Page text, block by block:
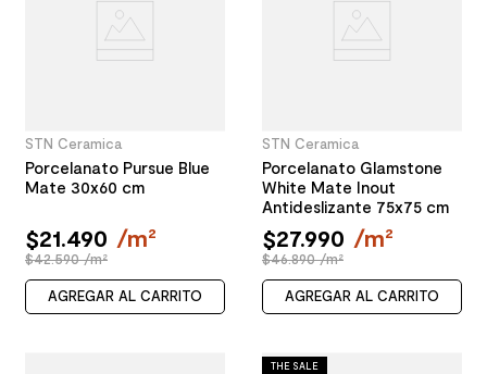
STN Ceramica
Porcelanato Pursue Blue
Mate 30x60 cm
$21.490 /m²
$42.590 /m²
AGREGAR AL CARRITO
STN Ceramica
Porcelanato Glamstone
White Mate Inout
Antideslizante 75x75 cm
$27.990 /m²
$46.890 /m²
AGREGAR AL CARRITO
THE SALE